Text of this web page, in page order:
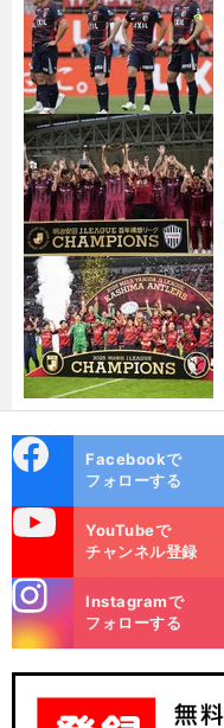
ok
Facebookで
フォローする
YouTubeで
チャンネル登録
m
Instagramで
フォローする